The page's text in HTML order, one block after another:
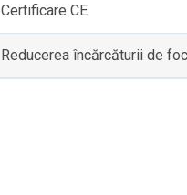
Certificare CE
Reducerea încărcăturii de foc